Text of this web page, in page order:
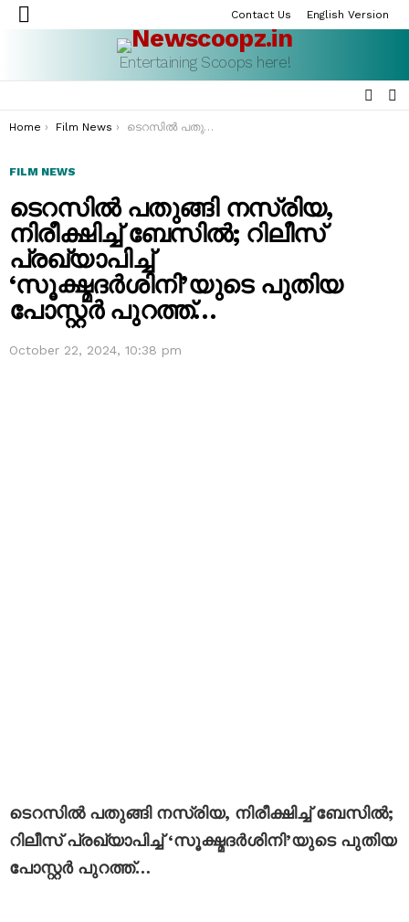
Menu
Contact Us English Version
Entertaining Scoops here!
You are here:
Home Film News ടെറസിൽ പതുങ്ങി നസ്രിയ, നിരീക്ഷിച്ച് ബേസിൽ; റിലീസ് പ്രഖ്യാപിച്ച് ‘സൂക്ഷ്മദര്‍ശിനി’യുടെ പുതിയ പോസ്റ്റർ പുറത്ത്…
FILM NEWS
ടെറസിൽ പതുങ്ങി നസ്രിയ,
നിരീക്ഷിച്ച് ബേസിൽ; റിലീസ്
പ്രഖ്യാപിച്ച്
‘സൂക്ഷ്മദര്‍ശിനി’യുടെ പുതിയ
പോസ്റ്റർ പുറത്ത്…
October 22, 2024, 10:38 pm
ടെറസിൽ പതുങ്ങി നസ്രിയ, നിരീക്ഷിച്ച് ബേസിൽ;
റിലീസ് പ്രഖ്യാപിച്ച് ‘സൂക്ഷ്മദര്‍ശിനി’യുടെ പുതിയ
പോസ്റ്റർ പുറത്ത്…